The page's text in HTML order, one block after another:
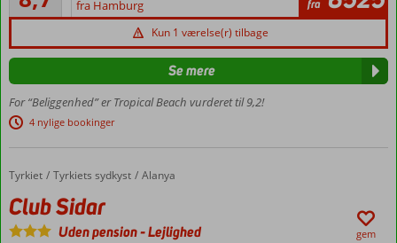
stranden
have
pool
Tropiske
omgivelser
Mulighed
havudsigt
anmeldelserfra Hamburg
fra
Kun 1 værelse(r) tilbage
For “Beliggenhed” er Tropical Beach vurderet til 9,2!
4 nylige bookinger
Se mere
Forside
Tyrkiet Tyrkiets sydkyst Alanya
Club Sidar
Club Sidar
Uden pension-Lejlighed gem